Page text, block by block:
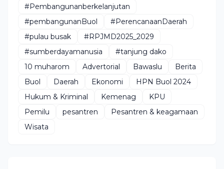
#Pembangunanberkelanjutan
#pembangunanBuol
#PerencanaanDaerah
#pulau busak
#RPJMD2025_2029
#sumberdayamanusia
#tanjung dako
10 muharom
Advertorial Bawaslu
Berita
Buol
Daerah Ekonomi
HPN Buol 2024
Hukum & Kriminal
Kemenag
KPU
Pemilu
pesantren
Pesantren & keagamaan
Wisata